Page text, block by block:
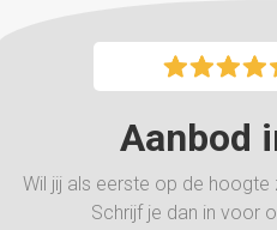
Aanbod
Wil jij als eerste op de hoogte
Schrijf je dan in voor